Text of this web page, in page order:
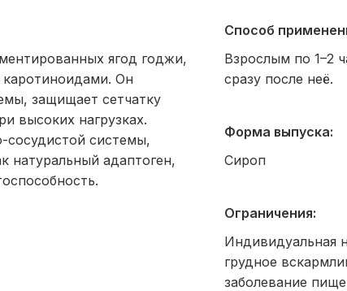
ягод годжи,
Он
защищает сетчатку
высоких нагрузках.
системы,
натуральный адаптоген,
Способ
Взрослым по 1–2
сразу после неё.
Форма выпуска:
Сироп
Ограничения:
Индивидуальная
грудное
заболевание